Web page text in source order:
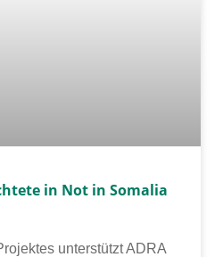
in Not in Somalia
unter­stützt ADRA